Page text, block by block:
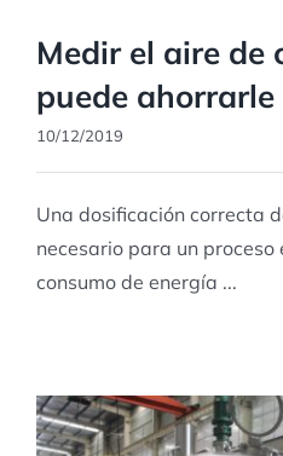
Medir el aire de
puede
10/12/2019
Una dosificación correcta
necesario para un proceso
consumo de energía ...